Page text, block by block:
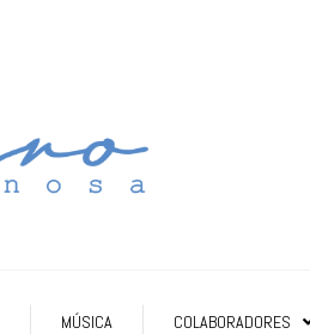
MÚSICA COLABORADORES